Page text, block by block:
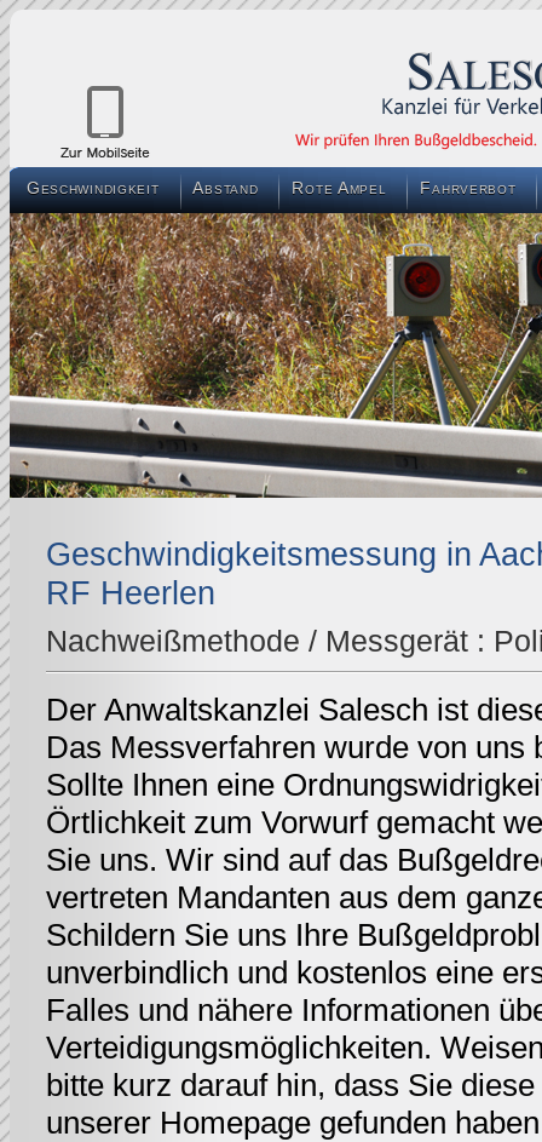
Geschwindigkeit Abstand Rote Ampel Fahrverbot
Geschwindigkeitsmessung in
RF Heerlen
Nachweißmethode / Messgerät :
Der Anwaltskanzlei Salesch ist
Das Messverfahren wurde von uns
Sollte Ihnen eine
Örtlichkeit zum Vorwurf gemacht
Sie uns. Wir sind auf das
vertreten Mandanten aus dem
Schildern Sie uns Ihre
unverbindlich und kostenlos eine
Falles und nähere Informationen
Verteidigungsmöglichkeiten.
bitte kurz darauf hin, dass Sie
unserer Homepage gefunden